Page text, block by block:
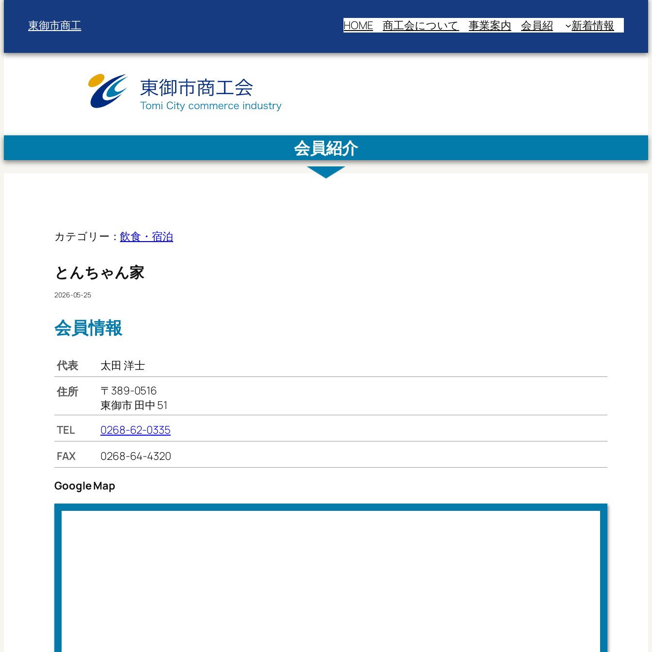
東御市商工 HOME 商工会について 事業案内 会員紹 新着情報
会員紹介
カテゴリー：飲食・宿泊
とんちゃん家
2026-05-25
会員情報
代表
太田 洋士
住所
〒389-0516
東御市 田中 51
TEL
0268-62-0335
FAX
0268-64-4320
Google Map